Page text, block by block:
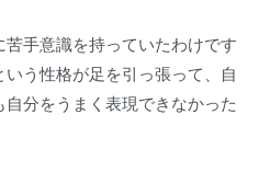
手意識を持っていたわけです
う性格が足を引っ張って、自
分をうまく表現できなかった